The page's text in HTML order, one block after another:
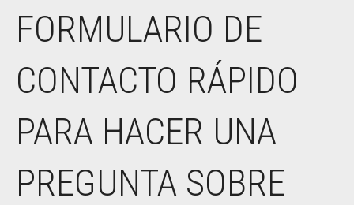
FORMULARIO DE
CONTACTO RÁPIDO
PARA HACER UNA
PREGUNTA SOBRE